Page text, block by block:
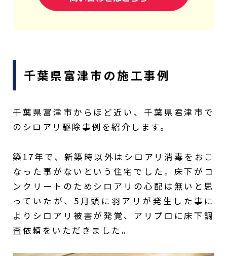
千葉県富津市の施工事例
千葉県富津市からほど近い、千葉県君津市で
のシロアリ駆除事例を紹介します。
築17年で、新築時以外はシロアリ消毒をおこ
なった事がないという住宅でした。床下がコ
ンクリートのためシロアリの心配は無いと思
っていたが、5月頭に羽アリが発生した事に
よりシロアリ被害が発覚、アリプロに床下調
査依頼をいただきました。